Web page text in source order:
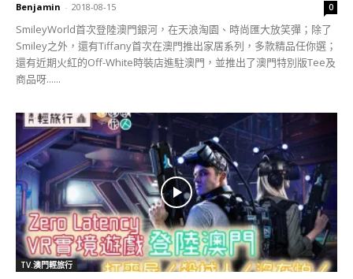
Benjamin - 2018-08-15 0
SmileyWorld首次登陸澳門銀河，在天浪淘園、時尚匯大放笑彈；除了
Smiley之外，還有Tiffany首次在澳門推出家居系列，多款精品任你選；
還有近期火紅的Off-White時裝店進駐澳門，並推出了澳門特別版Tee及
商品呀......
TV.澳門輕旅行